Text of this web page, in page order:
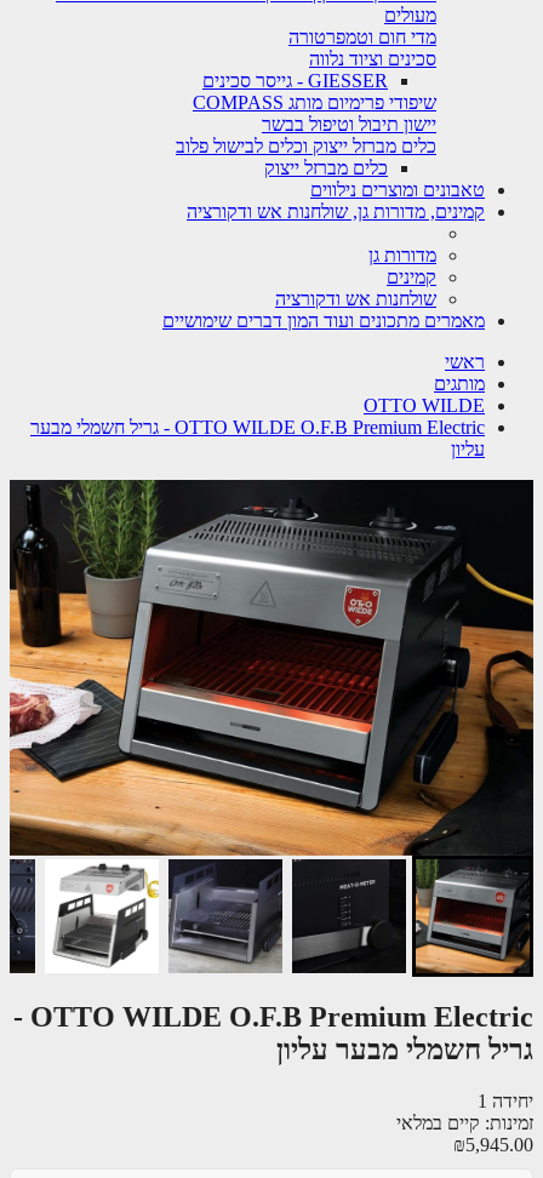
מעולים
מדי חום וטמפרטורה
סכינים וציוד נלווה
GIESSER - גייסר סכינים
שיפודי פרימיום מותג COMPASS
יישון תיבול וטיפול בבשר
כלים מברזל ייצוק וכלים לבישול פלוב
כלים מברזל ייצוק
טאבונים ומוצרים נילווים
קמינים, מדורות גן, שולחנות אש ודקורציה
מדורות גן
קמינים
שולחנות אש ודקורציה
מאמרים מתכונים ועוד המון דברים שימושיים
ראשי
מותגים
OTTO WILDE
OTTO WILDE O.F.B Premium Electric - גריל חשמלי מבער
OTTO WILDE O.F.B Premium Electric -
חשמלי מבער עליון
1
קיים במלאי